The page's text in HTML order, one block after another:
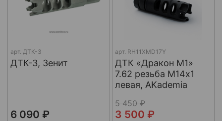
арт. ДТК-3
ДТК-3, Зенит
6 090 ₽
арт. RH11XMD17Y
ДТК «Дракон М1»
7.62 резьба М14х1
левая, AKademia
5 450 ₽
3 500 ₽